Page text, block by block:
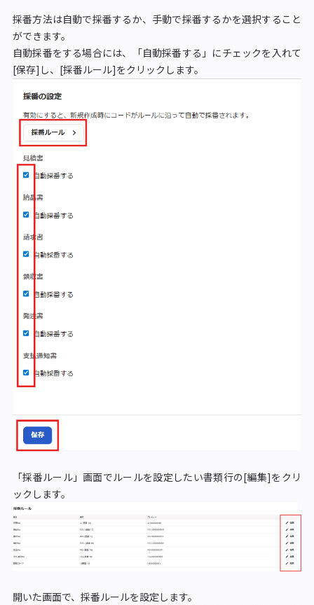
採番方法は自動で採番するか、手動で採番するかを選択すること
ができます。
自動採番をする場合には、「自動採番する」にチェックを入れて
[保存]し、[採番ルール]をクリックします。
「採番ルール」画面でルールを設定したい書類行の[編集]をクリ
ックします。
開いた画面で、採番ルールを設定します。